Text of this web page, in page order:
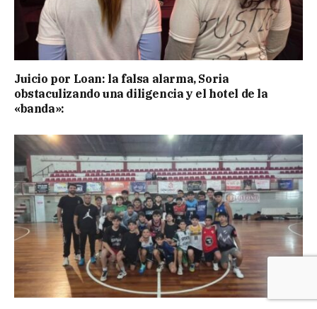
Juicio por Loan: la falsa alarma, Soria
obstaculizando una diligencia y el hotel de la
«banda»: